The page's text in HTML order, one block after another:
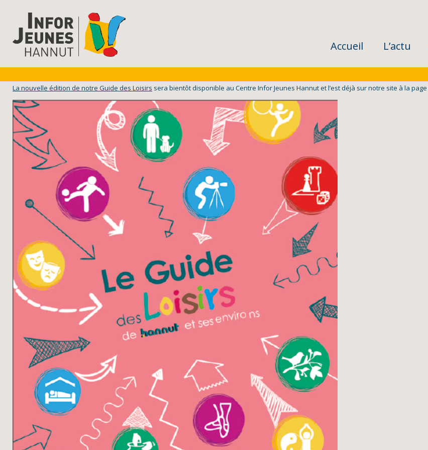
Accueil L’actu
La nouvelle édition de notre Guide des Loisirs sera bientôt disponible au Centre Infor Jeunes Hannut et l’est déjà sur notre site à la